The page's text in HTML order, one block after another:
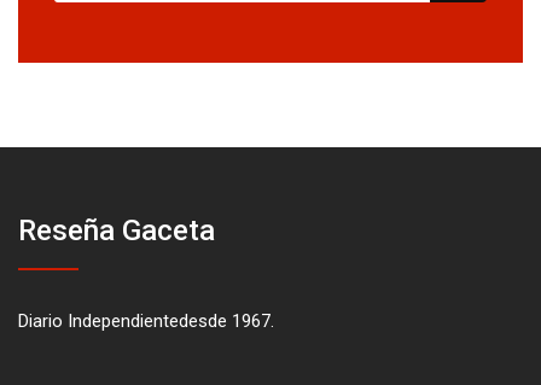
Reseña Gaceta
Diario Independientedesde 1967.